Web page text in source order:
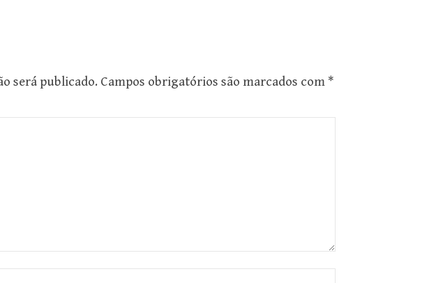
será publicado. Campos obrigatórios são marcados com *